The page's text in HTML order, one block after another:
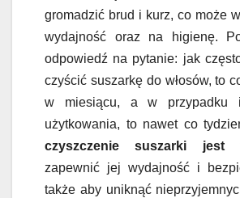
gromadzić brud i kurz, co może
wydajność oraz na higienę.
odpowiedź na pytanie: jak
czyścić suszarkę do włosów, to
w miesiącu, a w przypadku
użytkowania, to nawet co
czyszczenie suszarki jest
zapewnić jej wydajność i
także aby uniknąć